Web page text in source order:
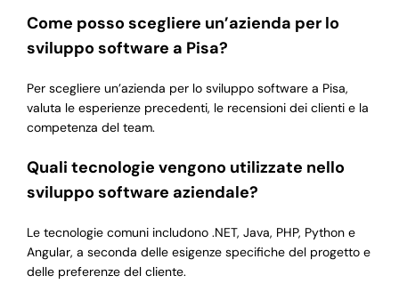
Come posso scegliere un’azienda per lo
sviluppo software a Pisa?
Per scegliere un’azienda per lo sviluppo software a Pisa,
valuta le esperienze precedenti, le recensioni dei clienti e la
competenza del team.
Quali tecnologie vengono utilizzate nello
sviluppo software aziendale?
Le tecnologie comuni includono .NET, Java, PHP, Python e
Angular, a seconda delle esigenze specifiche del progetto e
delle preferenze del cliente.